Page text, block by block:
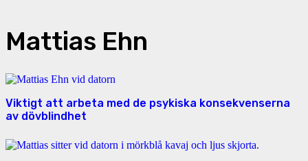
Mattias Ehn
Viktigt att arbeta med de psykiska konsekvenserna
av dövblindhet